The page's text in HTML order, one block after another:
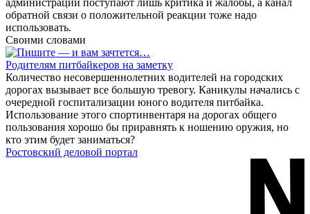
администрации поступают лишь критика и жалобы, а канал
обратной связи о положительной реакции тоже надо
использовать.
Своими словами
Родителям питбайкеров на заметку
Количество несовершеннолетних водителей на городских
дорогах вызывает все большую тревогу. Каникулы начались с
очередной госпитализации юного водителя питбайка.
Использование этого спортинвентаря на дорогах общего
пользования хорошо бы приравнять к ношению оружия, но
кто этим будет заниматься?
Ростовский деловой портал